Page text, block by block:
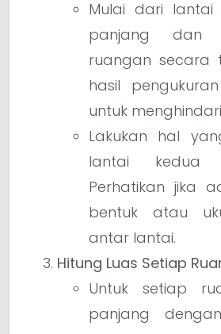
Mulai dari lantai
panjang dan
ruangan secara
hasil
untuk
Lakukan hal
lantai kedua
Perhatikan jika
bentuk atau
antar lantai.
Hitung Luas Setiap
Untuk setiap
panjang